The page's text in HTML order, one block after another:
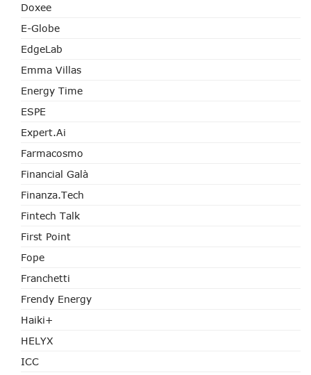
Doxee
E-Globe
EdgeLab
Emma Villas
Energy Time
ESPE
Expert.ai
Farmacosmo
Financial Galà
Finanza.tech
Fintech Talk
First Point
Fope
Franchetti
Frendy Energy
Haiki+
HELYX
ICC